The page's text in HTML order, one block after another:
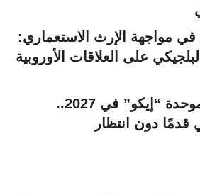
في مواجهة الإرث الاستعماري:
على العلاقات الأوروبية
إطلاق العملة الموحدة “إيكو” في 2027..
دون انتظار